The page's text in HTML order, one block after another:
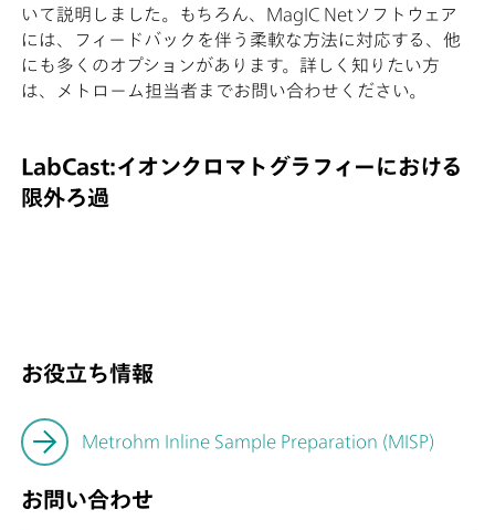
いて説明しました。もちろん、MagIC Netソフトウェア
には、フィードバックを伴う柔軟な方法に対応する、他
にも多くのオプションがあります。詳しく知りたい方
は、メトローム担当者までお問い合わせください。
LabCast:イオンクロマトグラフィーにおける
限外ろ過
お役立ち情報
Metrohm Inline Sample Preparation (MISP)
お問い合わせ